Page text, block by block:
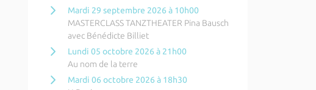
Mardi 29 septembre 2026 à 10h00
MASTERCLASS TANZTHEATER Pina Bausch
avec Bénédicte Billiet
Lundi 05 octobre 2026 à 21h00
Au nom de la terre
Mardi 06 octobre 2026 à 18h30